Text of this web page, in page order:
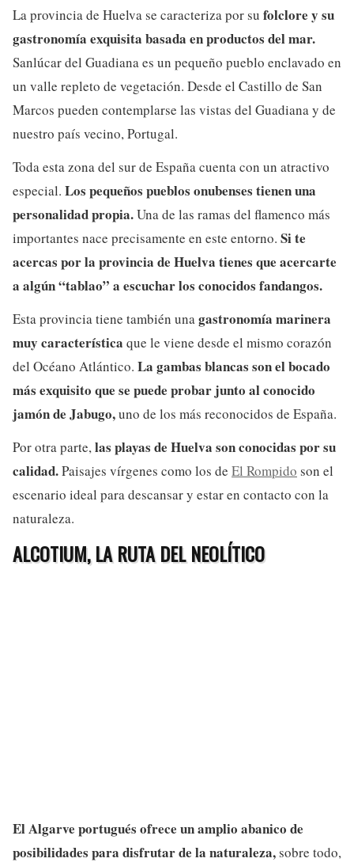
La provincia de Huelva se caracteriza por su folclore y su
gastronomía exquisita basada en productos del mar.
Sanlúcar del Guadiana es un pequeño pueblo enclavado en
un valle repleto de vegetación. Desde el Castillo de San
Marcos pueden contemplarse las vistas del Guadiana y de
nuestro país vecino, Portugal.
Toda esta zona del sur de España cuenta con un atractivo
especial. Los pequeños pueblos onubenses tienen una
personalidad propia.Una de las ramas del flamenco más
importantes nace precisamente en este entorno. Si te
acercas por la provincia de Huelva tienes que acercarte
a algún “tablao” a escuchar los conocidos fandangos.
Esta provincia tiene también unagastronomía marinera
muy característica que le viene desde el mismo corazón
del Océano Atlántico. La gambas blancas son el bocado
más exquisito que se puede probar junto al conocido
jamón de Jabugo,uno de los más reconocidos de España.
Por otra parte,las playas de Huelva son conocidas por su
calidad.Paisajes vírgenes como los de El Rompido son el
escenario ideal para descansar y estar en contacto con la
naturaleza.
ALCOTIUM, LA RUTA DEL NEOLÍTICO
El Algarve portugués ofrece un amplio abanico de
posibilidades para disfrutar de la naturaleza,sobre todo,